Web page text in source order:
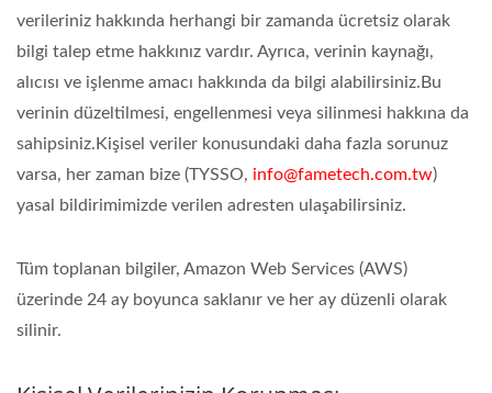
verileriniz hakkında herhangi bir zamanda ücretsiz olarak
bilgi talep etme hakkınız vardır. Ayrıca, verinin kaynağı,
alıcısı ve işlenme amacı hakkında da bilgi alabilirsiniz.Bu
verinin düzeltilmesi, engellenmesi veya silinmesi hakkına da
sahipsiniz.Kişisel veriler konusundaki daha fazla sorunuz
varsa, her zaman bize (TYSSO, info@fametech.com.tw)
yasal bildirimimizde verilen adresten ulaşabilirsiniz.
Tüm toplanan bilgiler, Amazon Web Services (AWS)
üzerinde 24 ay boyunca saklanır ve her ay düzenli olarak
silinir.